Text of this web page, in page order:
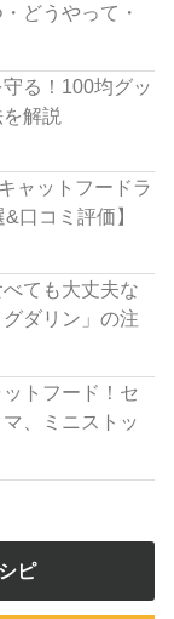
どうやって・
る！100均グッ
解説
ャットフードラ
口コミ評価】
ても大丈夫な
ダリン」の注
トフード！セ
、ミニストッ
ピ